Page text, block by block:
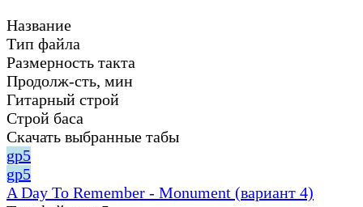
Название
Тип файла
Размерность такта
Продолж-сть, мин
Гитарный строй
Строй баса
Скачать выбранные табы
gp5
gp5
A Day To Remember - Monument (вариант 4)